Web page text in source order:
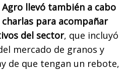
Agro llevó también a cabo
para acompañar
del sector, que incluyó
mercado de granos y
de que tengan un rebote,